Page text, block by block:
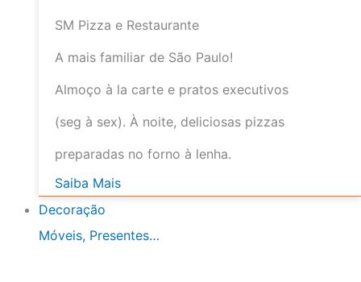
SM Pizza e Restaurante
A mais familiar de São Paulo!
Almoço à la carte e pratos executivos
(seg à sex). À noite, deliciosas pizzas
preparadas no forno à lenha.
Saiba Mais
Decoração
Móveis, Presentes…